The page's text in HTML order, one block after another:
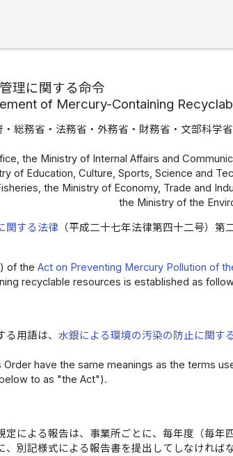
理に関する命令
of Mercury-Containing
総務省・法務省・外務省・財務省・文部科学
the Ministry of Internal Affairs and
of Education, Culture, Sports, Science and
the Ministry of Economy, Trade and
the Ministry of the
関する法律（平成二十七年法律第四十二号）第
of the Act on Preventing Mercury Pollution of
recyclable resources is established as
用語は、 水銀による環境の汚染の防止に関す
have the same meanings as the terms
to as "the Act").
定による報告は、事業所ごとに、毎年度（毎
、別記様式による報告書を提出してしなけれ